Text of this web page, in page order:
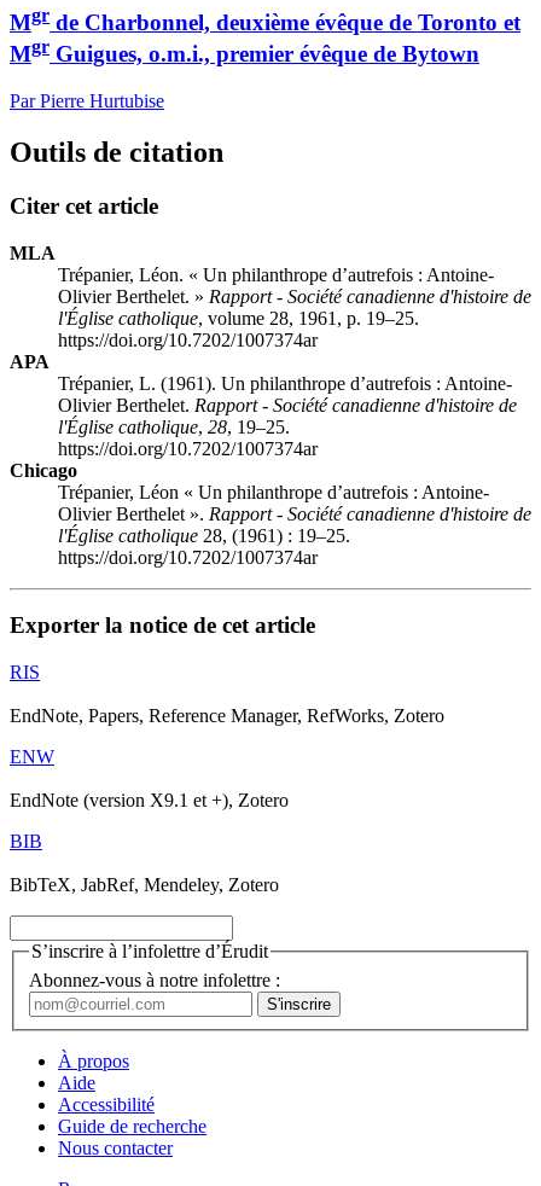
Mgr de Charbonnel, deuxième évêque de Toronto et
Mgr Guigues, o.m.i., premier évêque de Bytown
Par Pierre Hurtubise
Outils de citation
Citer cet article
MLA
Trépanier, Léon. « Un philanthrope d’autrefois : Antoine-
Olivier Berthelet. » Rapport - Société canadienne d'histoire de
l'Église catholique, volume 28, 1961, p. 19–25.
https://doi.org/10.7202/1007374ar
APA
Trépanier, L. (1961). Un philanthrope d’autrefois : Antoine-
Olivier Berthelet. Rapport - Société canadienne d'histoire de
l'Église catholique, 28, 19–25.
https://doi.org/10.7202/1007374ar
Chicago
Trépanier, Léon « Un philanthrope d’autrefois : Antoine-
Olivier Berthelet ». Rapport - Société canadienne d'histoire de
l'Église catholique 28, (1961) : 19–25.
https://doi.org/10.7202/1007374ar
Exporter la notice de cet article
RIS
EndNote, Papers, Reference Manager, RefWorks, Zotero
ENW
EndNote (version X9.1 et +), Zotero
BIB
BibTeX, JabRef, Mendeley, Zotero
S’inscrire à l’infolettre d’Érudit
Abonnez-vous à notre infolettre :
À propos
Aide
Accessibilité
Guide de recherche
Nous contacter